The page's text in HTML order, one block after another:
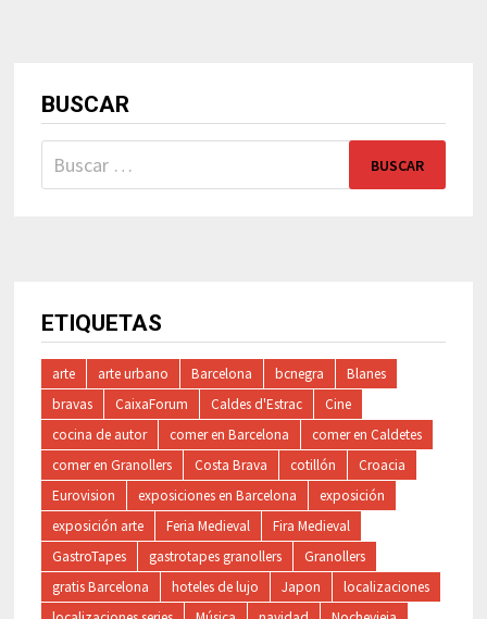
BUSCAR
Buscar:
ETIQUETAS
arte arte urbano Barcelona bcnegra
Blanes
bravas
CaixaForum Caldes d'Estrac
Cine
cocina de autor
comer en Barcelona
comer en Caldetes
comer en Granollers
Costa Brava cotillón
Croacia
Eurovision
exposiciones en Barcelona
exposición
exposición arte
Feria Medieval
Fira Medieval
GastroTapes
gastrotapes granollers
Granollers
gratis Barcelona
hoteles de lujo Japon
localizaciones